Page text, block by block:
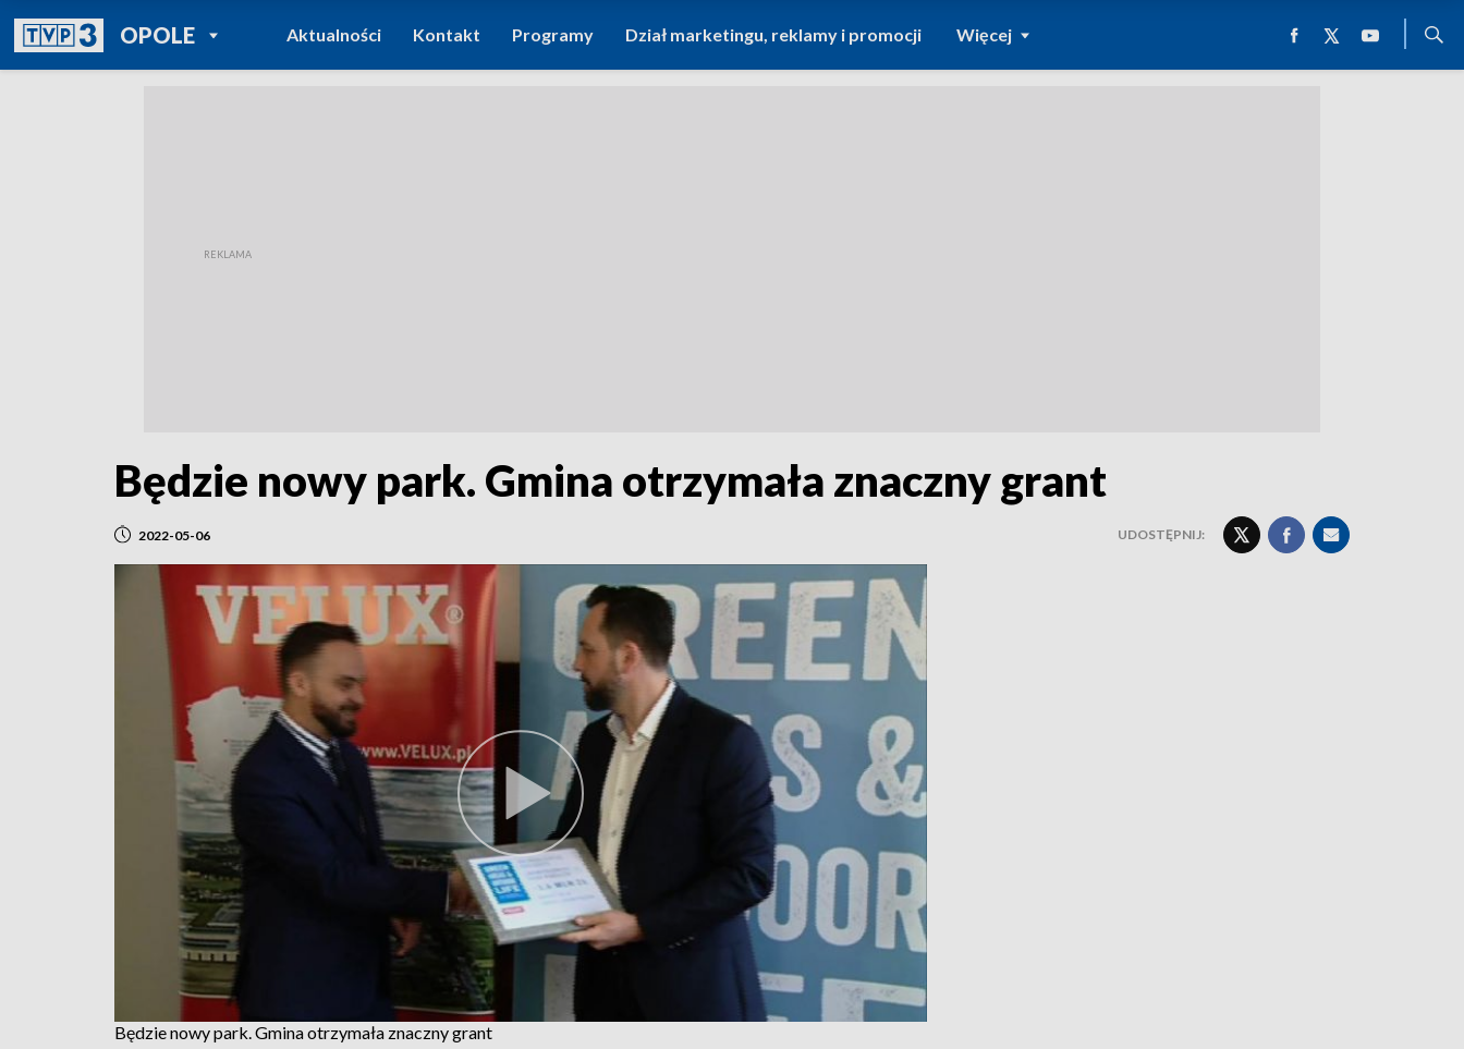
OPOLEPOWRÓT DO
TVP REGIONY
Aktualności Kontakt Programy Dział marketingu, reklamy i promocji Więcej
Będzie nowy park. Gmina otrzymała znaczny grant
2022-05-06 UDOSTĘPNIJ:
Będzie nowy park. Gmina otrzymała znaczny grant